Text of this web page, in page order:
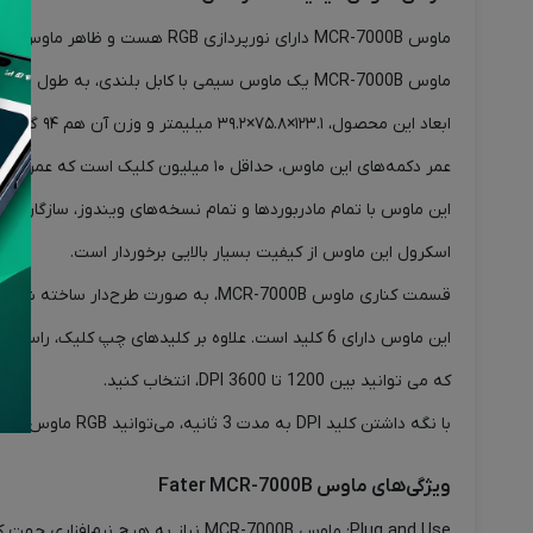
ماوس MCR-7000B دارای نورپردازی RGB هست و ظاهر ماوس هم شبیه شخصیت Iron Man (مرد آهنی) طراحی شده است..
ماوس MCR-7000B یک ماوس سیمی با کابل بلندی، به طول 150 سانتیمتر است.
ابعاد این محصول، ۱۲۳.۱×۷۵.۸×۳۹.۲ میلیمتر و وزن آن هم ۹۴ گرم است. وزن این ماوس، نسبت به ابعادش، کاملاً قابل قبول است و جزء ماوس‌های سبک به حساب می‌آید.
عمر دکمه‌های این ماوس، حداقل ۱۰ میلیون کلیک است که عمر بالایی به شمار می‌آید.
این ماوس با تمام مادربوردها و تمام نسخه‌های ویندوز، سازگار
اسکرول این ماوس از کیفیت بسیار بالایی برخوردار است.
قسمت کناری ماوس MCR-7000B، به صورت طرح‌دار ساخته شده که باعث می‌شود اگر دست شما عرق کند، دستتان سُر نخورد.
که می توانید بین 1200 تا 3600 DPI، انتخاب کنید.
با نگه داشتن کلید DPI به مدت 3 ثانیه، می‌توانید RGB ماوس را خاموش یا روشن نمایید.
ویژگی‌های ماوس Fater MCR-7000B